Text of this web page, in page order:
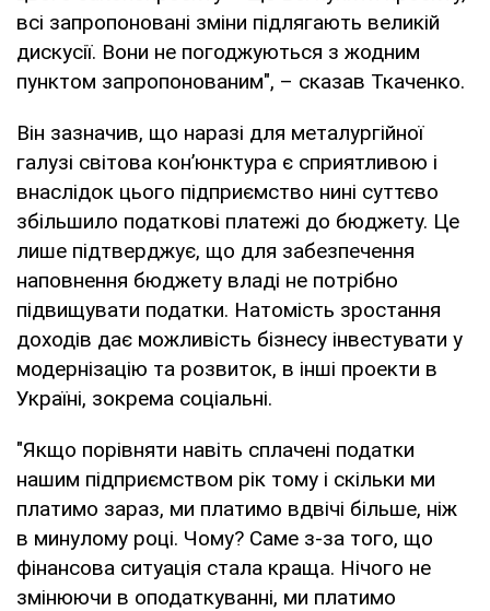
всі запропоновані зміни підлягають великій
дискусії. Вони не погоджуються з жодним
пунктом запропонованим", – сказав Ткаченко.
Він зазначив, що наразі для металургійної
галузі світова кон’юнктура є сприятливою і
внаслідок цього підприємство нині суттєво
збільшило податкові платежі до бюджету. Це
лише підтверджує, що для забезпечення
наповнення бюджету владі не потрібно
підвищувати податки. Натомість зростання
доходів дає можливість бізнесу інвестувати у
модернізацію та розвиток, в інші проекти в
Україні, зокрема соціальні.
"Якщо порівняти навіть сплачені податки
нашим підприємством рік тому і скільки ми
платимо зараз, ми платимо вдвічі більше, ніж
в минулому році. Чому? Саме з-за того, що
фінансова ситуація стала краща. Нічого не
змінюючи в оподаткуванні, ми платимо